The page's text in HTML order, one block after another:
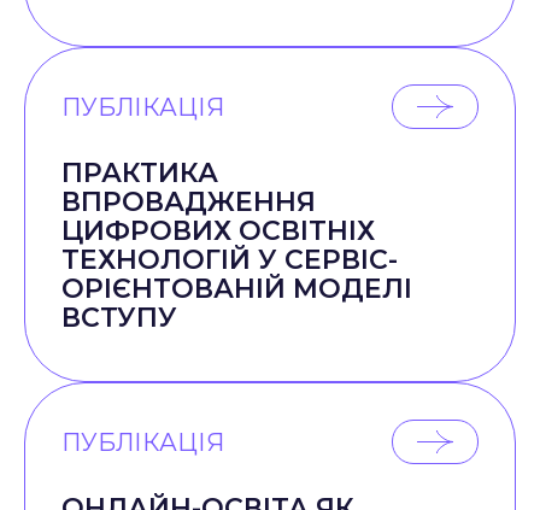
ПУБЛІКАЦІЯ
ПРАКТИКА
ВПРОВАДЖЕННЯ
ЦИФРОВИХ ОСВІТНІХ
ТЕХНОЛОГІЙ У СЕРВІС-
ОРІЄНТОВАНІЙ МОДЕЛІ
ВСТУПУ
ПУБЛІКАЦІЯ